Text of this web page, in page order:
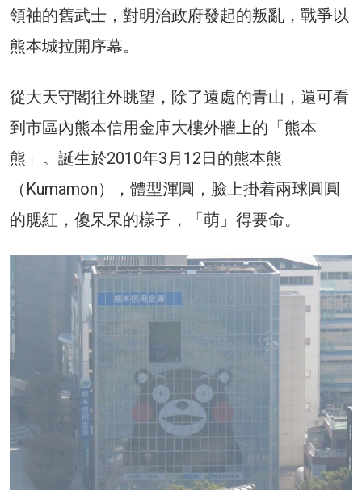
領袖的舊武士，對明治政府發起的叛亂，戰爭以
熊本城拉開序幕。
從大天守閣往外眺望，除了遠處的青山，還可看
到市區內熊本信用金庫大樓外牆上的「熊本
熊」。誕生於2010年3月12日的熊本熊
（Kumamon），體型渾圓，臉上掛着兩球圓圓
的腮紅，傻呆呆的樣子，「萌」得要命。